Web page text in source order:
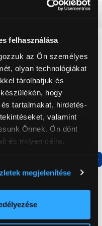
felhasználása
az Ön személyes
olyan technológiákat
tárolhatjuk és
hogy
tartalmakat, hirdetés-
valamint
Önnek. Ön dönt
és milyen célra.
pontossággal
annak konkrét
megjelenítése
Termék adatlap
N619EAXL4